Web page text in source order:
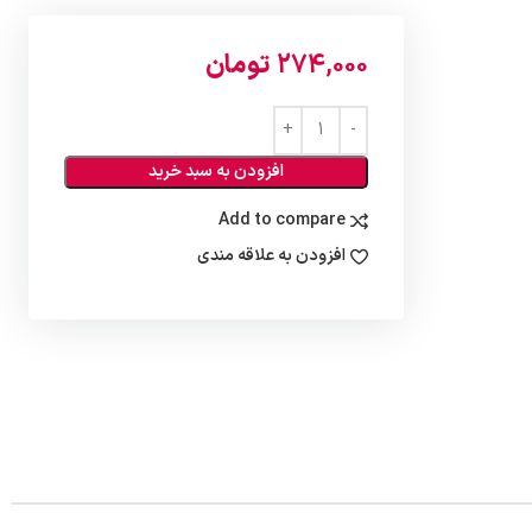
274,000 تومان
افزودن به سبد خرید
Add to compare
افزودن به علاقه مندی